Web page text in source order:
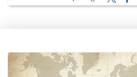
Israël – France de la Knesset.
dynamiques régionales,
soulignant la fragilisation
perspectives de changement du